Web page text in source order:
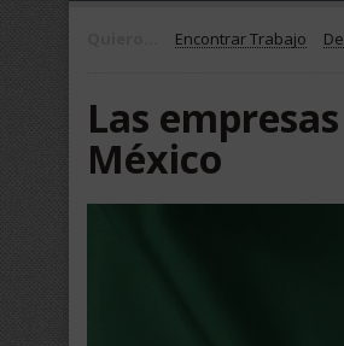
Encontrar Trabajo
Las
México